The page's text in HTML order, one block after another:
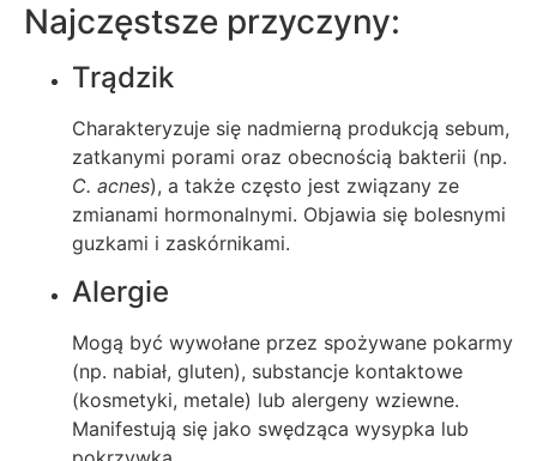
Najczęstsze przyczyny:
Trądzik
Charakteryzuje się nadmierną produkcją sebum,
zatkanymi porami oraz obecnością bakterii (np.
C. acnes), a także często jest związany ze
zmianami hormonalnymi. Objawia się bolesnymi
guzkami i zaskórnikami.
Alergie
Mogą być wywołane przez spożywane pokarmy
(np. nabiał, gluten), substancje kontaktowe
(kosmetyki, metale) lub alergeny wziewne.
Manifestują się jako swędząca wysypka lub